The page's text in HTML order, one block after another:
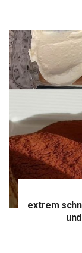
extrem